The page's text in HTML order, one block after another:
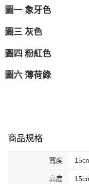
圖一 象牙色
圖三 灰色
圖四 粉紅色
圖六 薄荷綠
商品規格
寬度
高度